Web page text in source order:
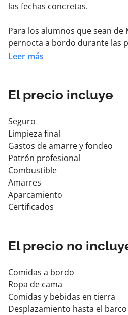
las fechas concretas.
Para los alumnos que sean
pernocta a bordo durante las
repasaremos todo el curso de
Leer más
El precio incluye
Seguro
Limpieza final
Gastos de amarre y fondeo
Patrón profesional
Combustible
Amarres
Aparcamiento
Certificados
El precio no
Comidas a bordo
Ropa de cama
Comidas y bebidas en tierra
Desplazamiento hasta el barco